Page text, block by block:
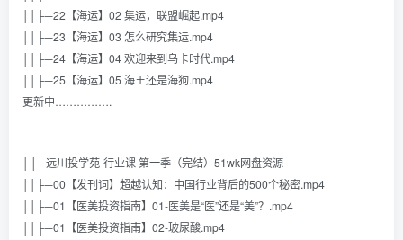
││├─22【海运】02 集运，联盟崛起.mp4
││├─23【海运】03 怎么研究集运.mp4
││├─24【海运】04 欢迎来到乌卡时代.mp4
││├─25【海运】05 海王还是海狗.mp4
更新中…………….
│├─远川投学苑-行业课 第一季（完结）51wk网盘资源
││├─00【发刊词】超越认知：中国行业背后的500个秘密.mp4
││├─01【医美投资指南】01-医美是“医”还是“美”？.mp4
││├─01【医美投资指南】02-玻尿酸.mp4